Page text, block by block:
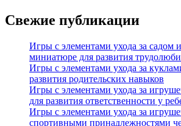
Свежие публикации
Игры с элементами ухода за садом
миниатюре для развития
Игры с элементами ухода за
развития родительских навыков
Игры с элементами ухода за
для развития ответственности у
Игры с элементами ухода за
спортивными принадлежностями